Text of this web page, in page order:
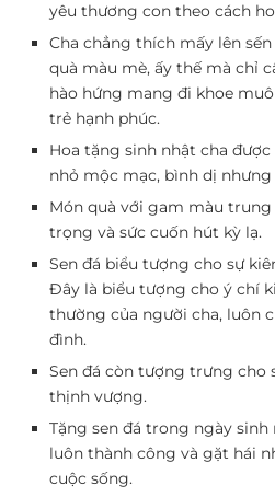
yêu thương con theo cách
Cha chẳng thích mấy lên
quà màu mè, ấy thế mà chỉ
hào hứng mang đi khoe
trẻ hạnh phúc.
Hoa tặng sinh nhật cha
nhỏ mộc mạc, bình dị
Món quà với gam màu
trọng và sức cuốn hút kỳ lạ.
Sen đá biểu tượng cho sự
Đây là biểu tượng cho ý chí
thường của người cha, luôn
đình.
Sen đá còn tượng trưng cho
thịnh vượng.
Tặng sen đá trong ngày
luôn thành công và gặt hái
cuộc sống.